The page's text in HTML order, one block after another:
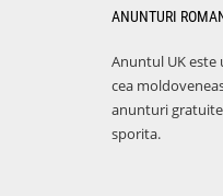
ANUNTURI
Anuntul UK
cea
anunturi
sporita.